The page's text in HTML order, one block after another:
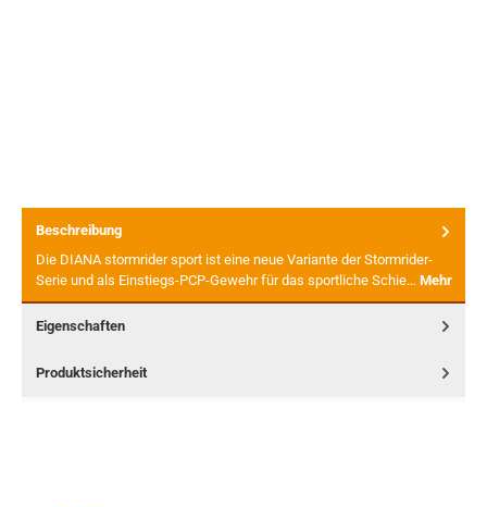
Beschreibung
Die DIANA stormrider sport ist eine neue Variante der Stormrider-
Serie und als Einstiegs-PCP-Gewehr für das sportliche Schie… Mehr
Eigenschaften
Produktsicherheit